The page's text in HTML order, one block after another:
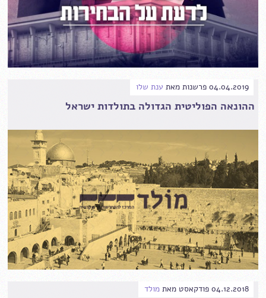
04.04.2019 פרשנות מאת ענת שלו
ההונאה הפוליטית הגדולה בתולדות ישראל
04.12.2018 פודקאסט מאת מולד